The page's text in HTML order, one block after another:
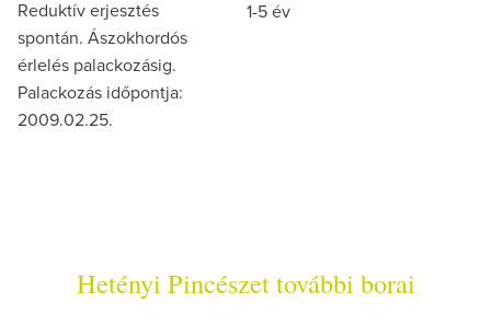
Reduktív erjesztés
spontán. Ászokhordós
érlelés palackozásig.
Palackozás időpontja:
2009.02.25.
1-5 év
Hetényi Pincészet további borai